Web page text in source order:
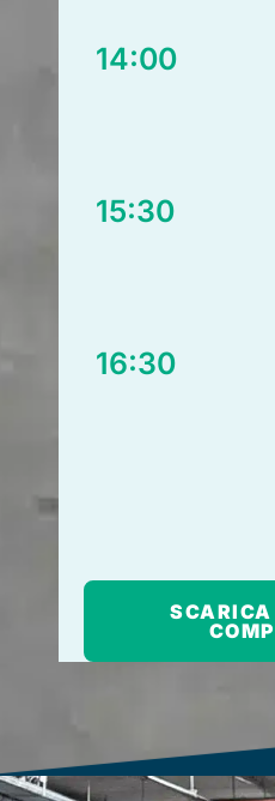
14:00
15:30
16:30